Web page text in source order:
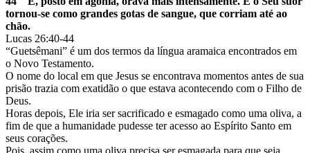
tornou-se como grandes gotas de sangue, que corriam até ao
chão.
Lucas 26:40-44
“Guetsêmani” é um dos termos da língua aramaica encontrados em
o Novo Testamento.
O nome do local em que Jesus se encontrava momentos antes de sua
prisão trazia com exatidão o que estava acontecendo com o Filho de
Deus.
Horas depois, Ele iria ser sacrificado e esmagado como uma oliva, a
fim de que a humanidade pudesse ter acesso ao Espírito Santo em
seus corações.